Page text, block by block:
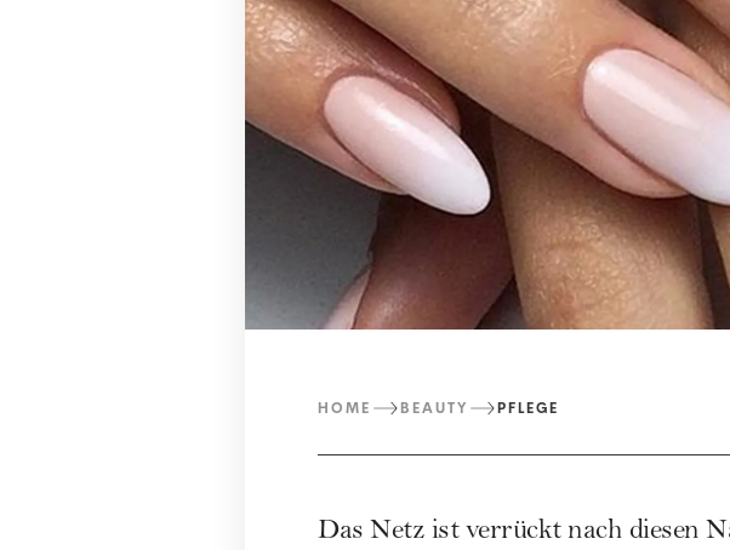
HOME BEAUTY PFLEGE
Das Netz ist verrückt nach diesen